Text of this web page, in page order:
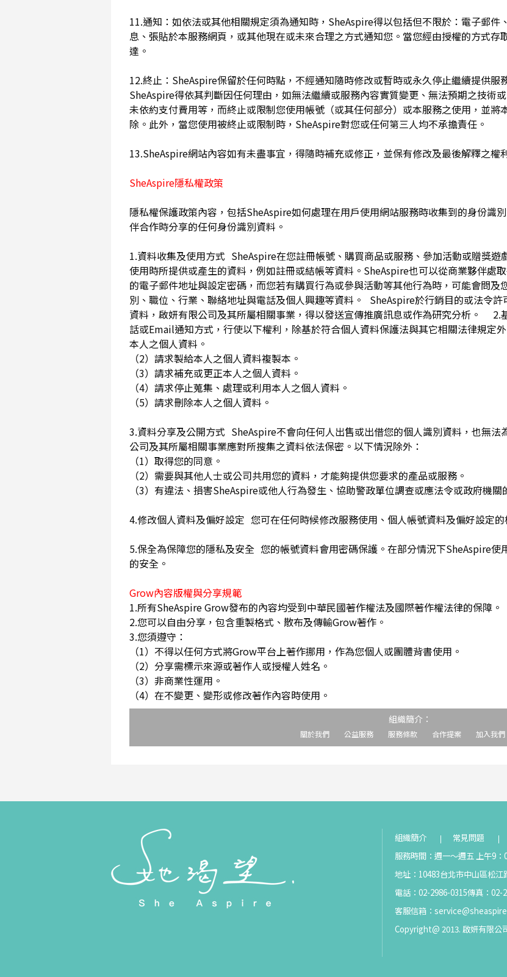
11.通知：如依法或其他相關規定須為通知時，SheAspire得以包括但不限於：電子郵
息、張貼於本服務網頁，或其他現在或未來合理之方式通知您。當您經由授權的方式
達。
12.終止：SheAspire保留於任何時點，不經通知隨時修改或暫時或永久停止繼續提供服
SheAspire得依其判斷因任何理由，如無法繼續或服務內容實質變更、無法預期之技術
未依約支付費用等，而終止或限制您使用帳號（或其任何部分）或本服務之使用，並將
除。此外，當您使用被終止或限制時，SheAspire對您或任何第三人均不承擔責任。
13.SheAspire網站內容如有未盡事宜，得隨時補充或修正，並保有修改及最後解釋之權
SheAspire隱私權政策
隱私權保護政策內容，包括SheAspire如何處理在用戶使用網站服務時收集到的身份識
伴合作時分享的任何身份識別資料。
1.資料收集及使用方式 SheAspire在您註冊帳號、購買商品或服務、參加活動或贈獎遊
使用時所提供或產生的資料，例如註冊或結帳等資料。SheAspire也可以從商業夥伴處
的電子郵件地址與設定密碼，而您若有購買行為或參與活動等其他行為時，可能會問
別、職位、行業、聯絡地址與電話及個人興趣等資料。 SheAspire於行銷目的或法令
資料，啟妍有限公司及其所屬相關事業，得以發送宣傳推廣訊息或作為研究分析。 2.
話或Email通知方式，行使以下權利，除基於符合個人資料保護法與其它相關法律規定
本人之個人資料。
（2）請求製給本人之個人資料複製本。
（3）請求補充或更正本人之個人資料。
（4）請求停止蒐集、處理或利用本人之個人資料。
（5）請求刪除本人之個人資料。
3.資料分享及公開方式 SheAspire不會向任何人出售或出借您的個人識別資料，也無法
公司及其所屬相關事業應對所搜集之資料依法保密。以下情況除外：
（1）取得您的同意。
（2）需要與其他人士或公司共用您的資料，才能夠提供您要求的產品或服務。
（3）有違法、損害SheAspire或他人行為發生、協助警政單位調查或應法令或政府機關
4.修改個人資料及偏好設定 您可在任何時候修改服務使用、個人帳號資料及偏好設定的
5.保全為保障您的隱私及安全 您的帳號資料會用密碼保護。在部分情況下SheAspire使
的安全。
Grow內容版權與分享規範
1.所有SheAspire Grow發布的內容均受到中華民國著作權法及國際著作權法律的保障。
2.您可以自由分享，包含重製格式、散布及傳輸Grow著作。
3.您須遵守：
（1）不得以任何方式將Grow平台上著作挪用，作為您個人或團體背書使用。
（2）分享需標示來源或著作人或授權人姓名。
（3）非商業性運用。
（4）在不變更、變形或修改著作內容時使用。
組織簡介：
關於我們 公益服務 服務條款 合作提案 加入我們
組織簡介 常見問題
服務時間：週一～週五 上午9
地址：10483台北市中山區松江
電話：02-2986-0315傳真：02-
客服信箱：
Copyright@ 2013. 啟妍有限公